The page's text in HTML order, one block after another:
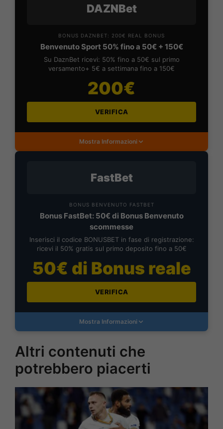
DAZNBet
BONUS DAZNBET: 200€ REAL BONUS
Benvenuto Sport 50% fino a 50€ + 150€
Su DaznBet ricevi: 50% fino a 50€ sul primo
versamento+ 5€ a settimana fino a 150€
200€
VERIFICA
Mostra Informazioni
FastBet
BONUS BENVENUTO FASTBET
Bonus FastBet: 50€ di Bonus Benvenuto
scommesse
Inserisci il codice BONUSBET in fase di registrazione:
ricevi il 50% gratis sul primo deposito fino a 50€
50€ di Bonus reale
VERIFICA
Mostra Informazioni
Altri contenuti che
potrebbero piacerti